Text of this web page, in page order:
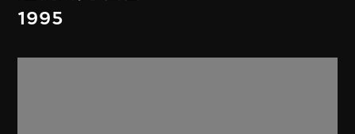
1995